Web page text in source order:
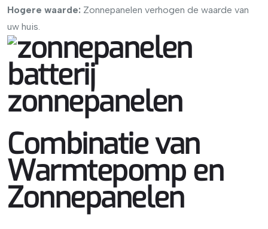
Hogere waarde: Zonnepanelen verhogen de waarde van
uw huis.
Combinatie van
Warmtepomp en
Zonnepanelen